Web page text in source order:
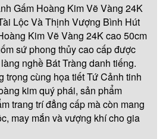
Gấm Hoàng Kim Vẽ Vàng 24K
Lộc Và Thịnh Vượng Bình Hút
Kim Vẽ Vàng 24K cao 50cm
sứ phong thủy cao cấp được
nghề Bát Tràng danh tiếng.
trọng cùng họa tiết Tứ Cảnh tinh
kim quý phái, sản phẩm
trang trí đẳng cấp mà còn mang
may mắn và vượng khí cho gia